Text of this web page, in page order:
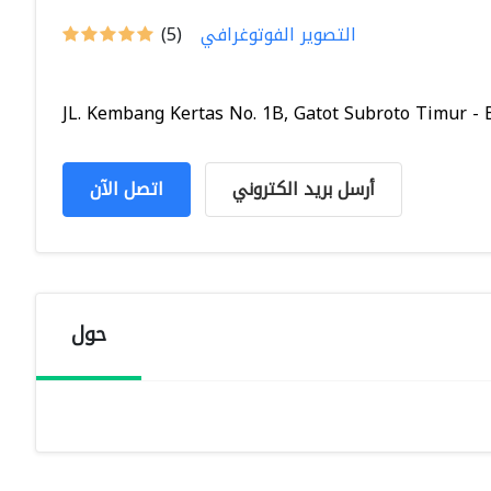
(5) التصوير الفوتوغرافي
JL. Kembang Kertas No. 1B, Gatot Subroto Timur -
اتصل الآن أرسل بريد الكتروني
حول